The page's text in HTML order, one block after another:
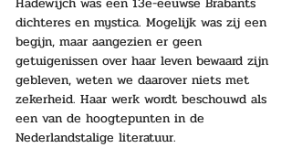
dichteres en mystica. Mogelijk was zij een
begijn, maar aangezien er geen
getuigenissen over haar leven bewaard zijn
gebleven, weten we daarover niets met
zekerheid. Haar werk wordt beschouwd als
een van de hoogtepunten in de
Nederlandstalige literatuur.